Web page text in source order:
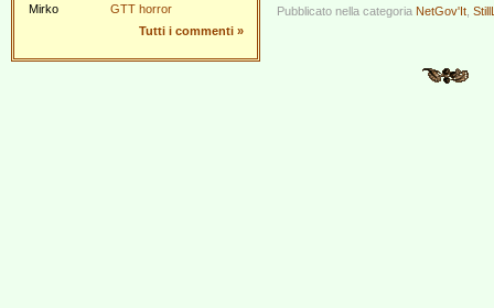
Mirko
GTT horror
Tutti i commenti »
Pubblicato nella categoria NetGov'It